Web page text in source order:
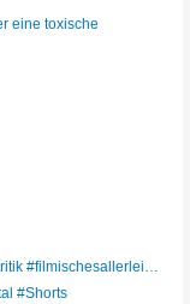
eine toxische
#filmischesallerlei…
#Shorts